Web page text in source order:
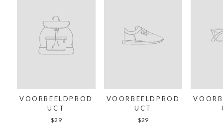
VOORBEELDPROD
UCT
$29
VOORBEELDPROD
UCT
$29